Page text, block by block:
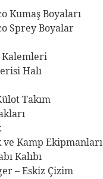
Kumaş Boyaları
Sprey Boyalar
Kalemleri
Halı
Takım
ve Kamp Ekipmanları
Kalıbı
– Eskiz Çizim